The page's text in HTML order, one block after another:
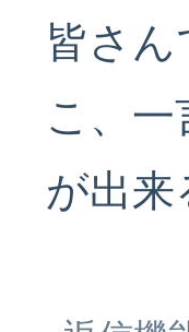
皆さ
こ、
が出